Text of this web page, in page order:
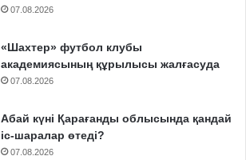
07.08.2026
«Шахтер» футбол клубы
академиясының құрылысы жалғасуда
07.08.2026
Абай күні Қарағанды облысында қандай
іс-шаралар өтеді?
07.08.2026